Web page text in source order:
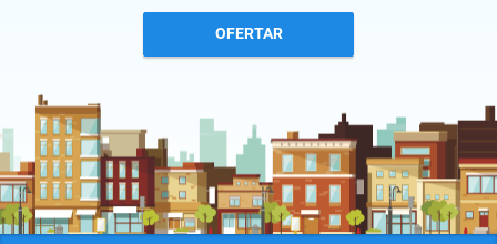
OFERTAR